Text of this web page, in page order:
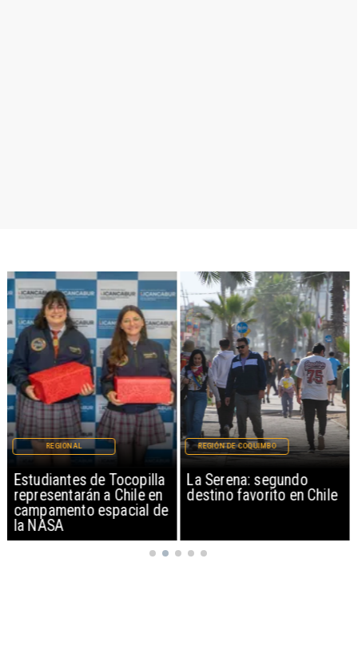
Estudiantes de Tocopilla
representarán a Chile en
campamento espacial de
la NASA
REGIONAL
La Serena: segundo
destino favorito en Chile
REGIÓN DE COQUIMBO